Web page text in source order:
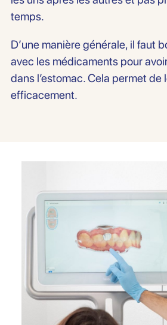
temps.
D’une manière générale, il faut
avec les médicaments pour
dans l’estomac. Cela permet
efficacement.